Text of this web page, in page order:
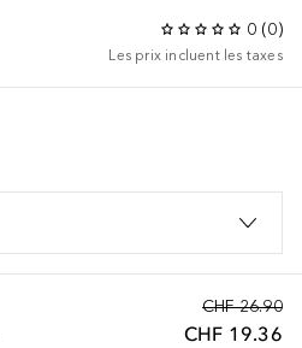
0 (0)
Les prix incluent les taxes
CHF 26.90
CHF 19.36